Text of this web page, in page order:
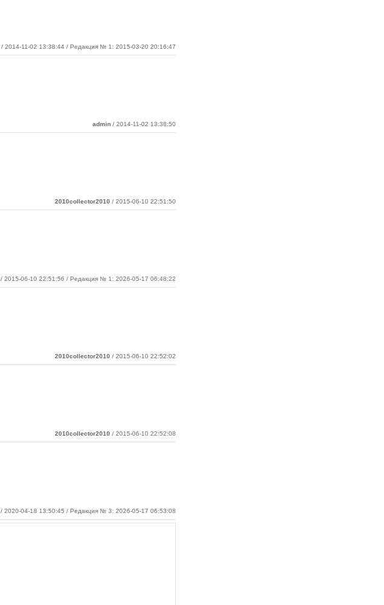
/ 2014-11-02 13:38:44 / Редакция № 1: 2015-03-20 20:16:47
admin / 2014-11-02 13:38:50
2010collector2010 / 2015-06-10 22:51:50
/ 2015-06-10 22:51:56 / Редакция № 1: 2026-05-17 06:48:22
2010collector2010 / 2015-06-10 22:52:02
2010collector2010 / 2015-06-10 22:52:08
/ 2020-04-18 13:50:45 / Редакция № 3: 2026-05-17 06:53:08